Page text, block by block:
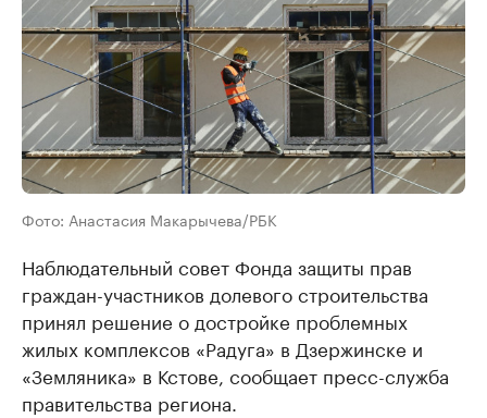
Фото: Анастасия Макарычева/РБК
Наблюдательный совет Фонда защиты прав
граждан-участников долевого строительства
принял решение о достройке проблемных
жилых комплексов «Радуга» в Дзержинске и
«Земляника» в Кстове, сообщает пресс-служба
правительства региона.